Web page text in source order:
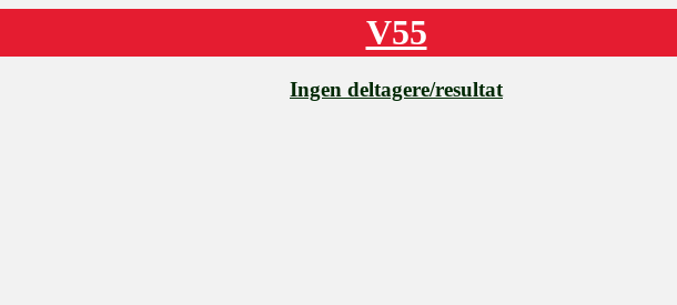
V55
Ingen deltagere/resultat